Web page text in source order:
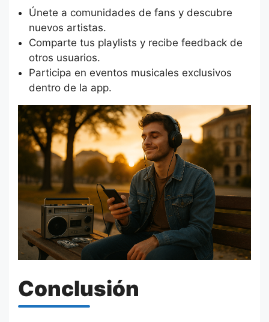
Únete a comunidades de fans y descubre
nuevos artistas.
Comparte tus playlists y recibe feedback de
otros usuarios.
Participa en eventos musicales exclusivos
dentro de la app.
Conclusión